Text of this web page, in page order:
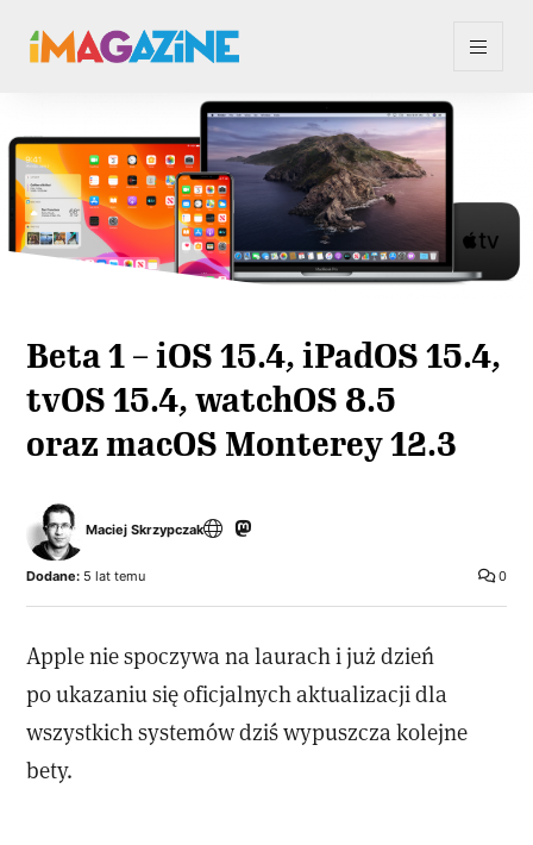
Beta 1 – iOS 15.4, iPadOS 15.4,
tvOS 15.4, watchOS 8.5
oraz macOS Monterey 12.3
Maciej Skrzypczak
0
Dodane: 5 lat temu
Apple nie spoczywa na laurach i już dzień
po ukazaniu się oficjalnych aktualizacji dla
wszystkich systemów dziś wypuszcza kolejne
bety.